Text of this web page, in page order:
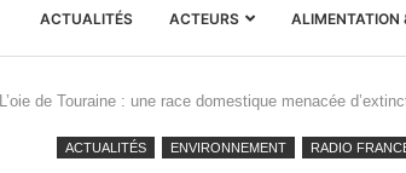
ACTUALITÉS ACTEURS ALIMENTATION
L’oie de Touraine : une race domestique menacée
ACTUALITÉS ENVIRONNEMENT RADIO